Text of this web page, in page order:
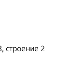
строение 2